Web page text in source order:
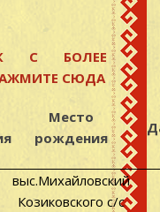
С БОЛЕЕ
СЮДА
Место
рождения
выс.Михайловский
Козиковского с/с